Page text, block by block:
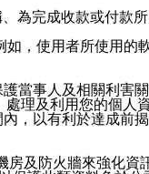
為完成收款或付款
，使用者所使用
當事人及相關利害
理及利用您的個人資
以有利於達成前
及防火牆來強化資